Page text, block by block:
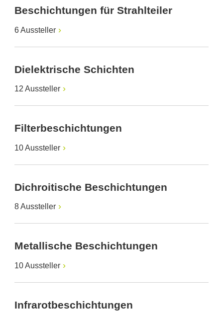
Beschichtungen für Strahlteiler
6 Aussteller
Dielektrische Schichten
12 Aussteller
Filterbeschichtungen
10 Aussteller
Dichroitische Beschichtungen
8 Aussteller
Metallische Beschichtungen
10 Aussteller
Infrarotbeschichtungen